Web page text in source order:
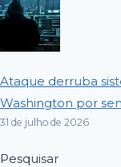
Ataque derruba
Washington por
31 de julho de 2026
Pesquisar